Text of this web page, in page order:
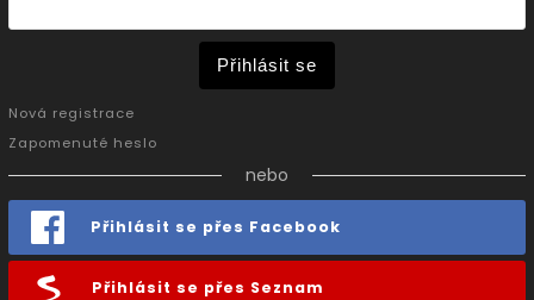
Přihlásit se
Nová registrace
Zapomenuté heslo
nebo
Přihlásit se přes Facebook
Přihlásit se přes Seznam